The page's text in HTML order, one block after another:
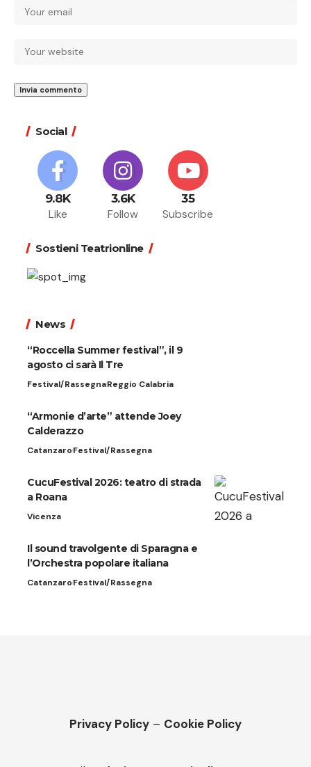
Social
9.8K
Like
3.6K
Follow
35
Subscribe
Sostieni Teatrionline
News
“Roccella Summer festival”, il 9
agosto ci sarà Il Tre
Festival/RassegnaReggio Calabria
“Armonie d’arte” attende Joey
Calderazzo
CatanzaroFestival/Rassegna
CucuFestival 2026: teatro di strada
a Roana
Vicenza
Il sound travolgente di Sparagna e
l’Orchestra popolare italiana
CatanzaroFestival/Rassegna
Privacy Policy – Cookie Policy